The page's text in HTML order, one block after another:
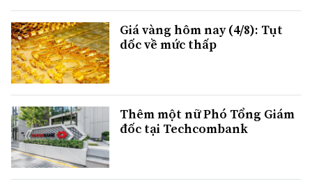
Giá vàng hôm nay (4/8): Tụt
dốc về mức thấp
Thêm một nữ Phó Tổng Giám
đốc tại Techcombank